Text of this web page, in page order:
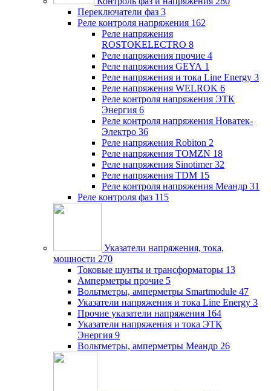
Переключатели фаз 3
Реле контроля напряжения 162
Реле напряжения
ROSTOKELECTRO 8
Реле напряжения прочие 4
Реле напряжения GEYA 1
Реле напряжения и тока Line Energy 3
Реле напряжения WELROK 6
Реле контроля напряжения ЭТК
Энергия 6
Реле контроля напряжения Новатек-
Электро 36
Реле напряжения Robiton 2
Реле напряжения TOMZN 18
Реле напряжения Sinotimer 32
Реле напряжения TDM 15
Реле контроля напряжения Меандр 31
Реле контроля фаз 115
Указатели напряжения, тока,
мощности 270
Токовые шунты и трансформаторы 13
Амперметры прочие 5
Вольтметры, амперметры Smartmodule 47
Указатели напряжения и тока Line Energy 3
Прочие указатели напряжения 164
Указатели напряжения и тока ЭТК
Энергия 9
Вольтметры, амперметры Меандр 26